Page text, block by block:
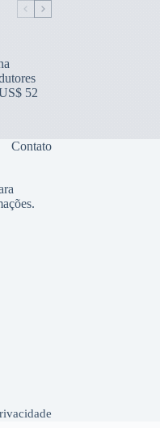
52
Contato